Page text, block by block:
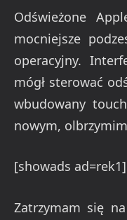
Odświeżone
mocniejsze
operacyjny.
mógł sterować
wbudowany
nowym,
[showads ad=rek1]
Zatrzymam się